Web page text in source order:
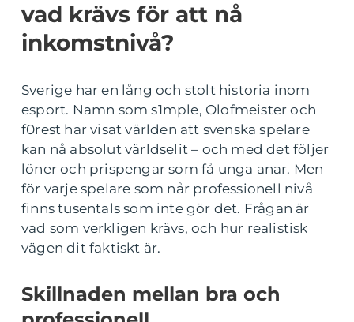
vad krävs för att nå
inkomstnivå?
Sverige har en lång och stolt historia inom
esport. Namn som s1mple, Olofmeister och
f0rest har visat världen att svenska spelare
kan nå absolut världselit – och med det följer
löner och prispengar som få unga anar. Men
för varje spelare som når professionell nivå
finns tusentals som inte gör det. Frågan är
vad som verkligen krävs, och hur realistisk
vägen dit faktiskt är.
Skillnaden mellan bra och